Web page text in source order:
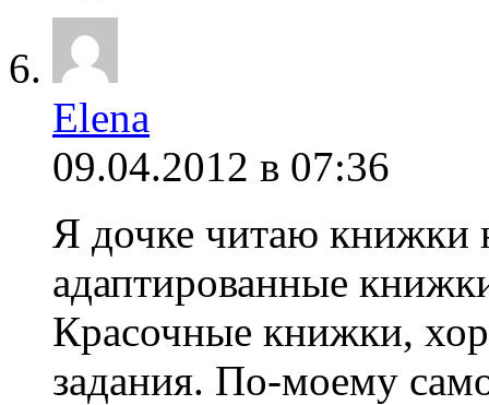
Elena
09.04.2012 в 07:36
Я дочке читаю книжки
адаптированные
Красочные книжки,
задания. По-моему